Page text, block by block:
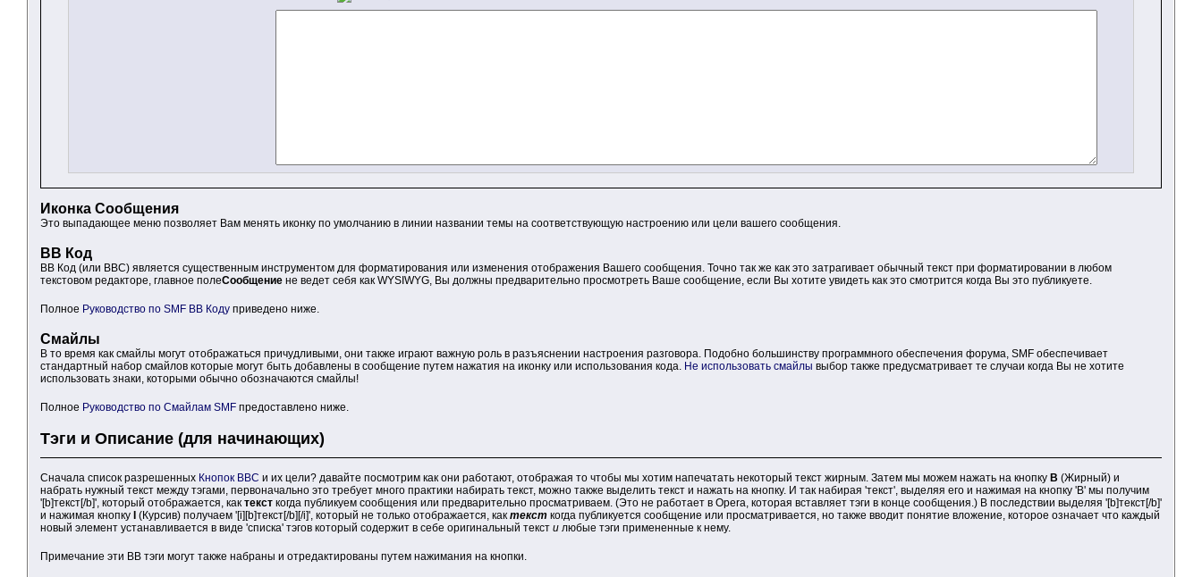
Иконка Сообщения
Это выпадающее меню позволяет Вам менять иконку по умолчанию в линии названии темы на соответствующую настроению или цели вашего сообщения.
BB Код
BB Код (или BBC) является существенным инструментом для форматирования или изменения отображения Вашего сообщения. Точно так же как это затрагивает обычный текст при форматировании в любом
текстовом редакторе, главное полеСообщениене ведет себя как WYSIWYG, Вы должны предварительно просмотреть Ваше сообщение, если Вы хотите увидеть как это смотрится когда Вы это публикуете.
Полное Руководство по SMF BB Кодуприведено ниже.
Смайлы
В то время как смайлы могут отображаться причудливыми, они также играют важную роль в разъяснении настроения разговора. Подобно большинству программного обеспечения форума, SMF обеспечивает
стандартный набор смайлов которые могут быть добавлены в сообщение путем нажатия на иконку или использования кода.Не использовать смайлы выбор также предусматривает те случаи когда Вы не хотите
использовать знаки, которыми обычно обозначаются смайлы!
Полное Руководство по Смайлам SMFпредоставлено ниже.
Тэги и Описание (для начинающих)
Сначала список разрешенных Кнопок BBC и их цели? давайте посмотрим как они работают, отображая то чтобы мы хотим напечатать некоторый текст жирным. Затем мы можем нажать на кнопку B (Жирный) и
набрать нужный текст между тэгами, первоначально это требует много практики набирать текст, можно также выделить текст и нажать на кнопку. И так набирая 'текст', выделяя его и нажимая на кнопку 'B' мы получим
'[b]текст[/b]', который отображается, как тексткогда публикуем сообщения или предварительно просматриваем. (Это не работает в Opera, которая вставляет тэги в конце сообщения.) В последствии выделяя '[b]текст[/b]'
и нажимая кнопку I(Курсив) получаем '[i][b]текст[/b][/i]', который не только отображается, как тексткогда публикуется сообщение или просматривается, но также вводит понятие вложение, которое означает что каждый
новый элемент устанавливается в виде 'списка' тэгов который содержит в себе оригинальный текст илюбые тэги примененные к нему.
Примечание эти BB тэги могут также набраны и отредактированы путем нажимания на кнопки.